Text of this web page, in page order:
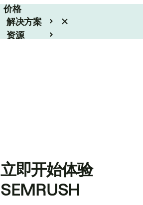
价格
解决方案
资源
立即开始体验
SEMRUSH